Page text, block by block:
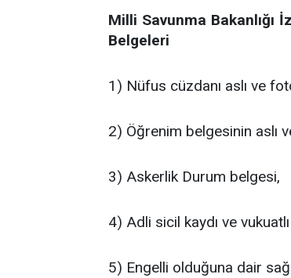
Milli Savunma Bakanlığı
Belgeleri
1) Nüfus cüzdanı aslı ve
2) Öğrenim belgesinin aslı
3) Askerlik Durum belgesi,
4) Adli sicil kaydı ve
5) Engelli olduğuna dair